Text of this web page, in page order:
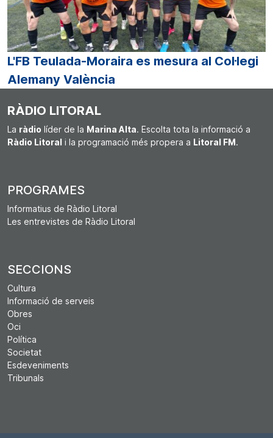
L'FB Teulada-Moraira es mesura al Col·legi
Alemany València
RÀDIO LITORAL
La ràdio líder de la Marina Alta. Escolta tota la informació a
Ràdio Litoral i la programació més propera a Litoral FM.
PROGRAMES
Informatius de Ràdio Litoral
Les entrevistes de Ràdio Litoral
SECCIONS
Cultura
Informació de serveis
Obres
Oci
Política
Societat
Esdeveniments
Tribunals